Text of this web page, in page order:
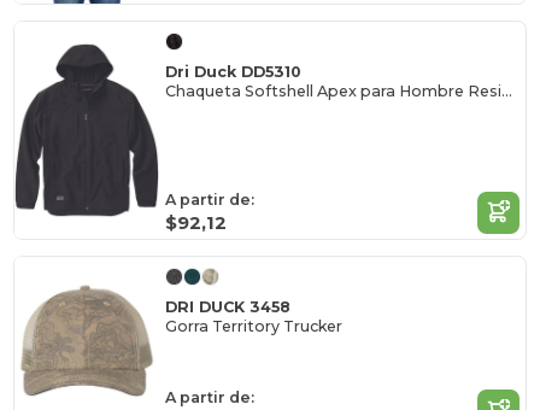
Dri Duck DD5310
Chaqueta Softshell Apex para Hombre Resistente al Viento
A partir de:
$92,12
DRI DUCK 3458
Gorra Territory Trucker
A partir de: